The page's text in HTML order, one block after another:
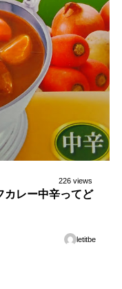
226 views
カレー中辛ってど
letitbe